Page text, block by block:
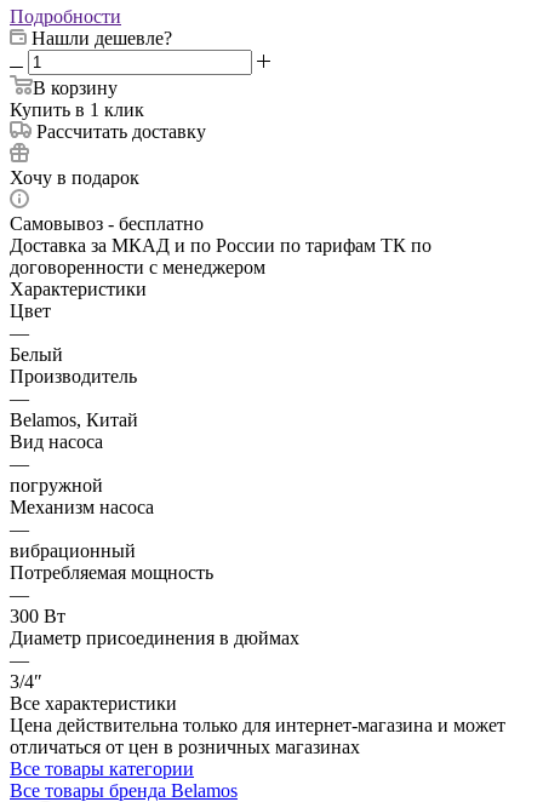
Подробности
Нашли дешевле?
В корзину
Купить в 1 клик
Рассчитать доставку
Хочу в подарок
Самовывоз - бесплатно
Доставка за МКАД и по России по тарифам ТК по
договоренности с менеджером
Характеристики
Цвет
—
Белый
Производитель
—
Belamos, Китай
Вид насоса
—
погружной
Механизм насоса
—
вибрационный
Потребляемая мощность
—
300 Вт
Диаметр присоединения в дюймах
—
3/4″
Все характеристики
Цена действительна только для интернет-магазина и может
отличаться от цен в розничных магазинах
Все товары категории
Все товары бренда Belamos